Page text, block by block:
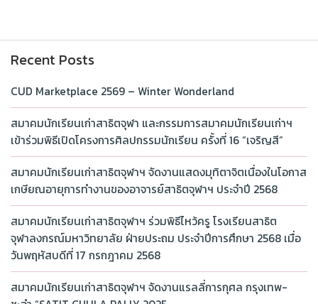
Recent Posts
CUD Marketplace 2569 – Winter Wonderland
สมาคมนักเรียนเก่าสาธิตจุฬา และกรรมการสมาคมนักเรียนเก่าฯ
เข้าร่วมพิธีเปิดโครงการศิลปกรรมนักเรียน ครั้งที่ 16 “เจริญสี”
สมาคมนักเรียนเก่าสาธิตจุฬาฯ จัดงานแสดงมุทิตาจิตเนื่องในโอกาส
เกษียณอายุการทำงานของอาจารย์สาธิตจุฬาฯ ประจำปี 2568
สมาคมนักเรียนเก่าสาธิตจุฬาฯ ร่วมพิธีไหว้ครู โรงเรียนสาธิต
จุฬาลงกรณ์มหาวิทยาลัย ฝ่ายประถม ประจำปีการศึกษา 2568 เมื่อ
วันพฤหัสบดีที่ 17 กรกฎาคม 2568
สมาคมนักเรียนเก่าสาธิตจุฬาฯ จัดงานแรลลี่การกุศล กรุงเทพ-